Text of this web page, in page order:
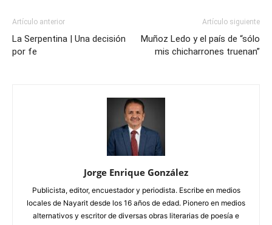
Artículo anterior
La Serpentina | Una decisión
por fe
Artículo siguiente
Muñoz Ledo y el país de “sólo
mis chicharrones truenan”
Jorge Enrique González
Publicista, editor, encuestador y periodista. Escribe en medios
locales de Nayarit desde los 16 años de edad. Pionero en medios
alternativos y escritor de diversas obras literarias de poesía e